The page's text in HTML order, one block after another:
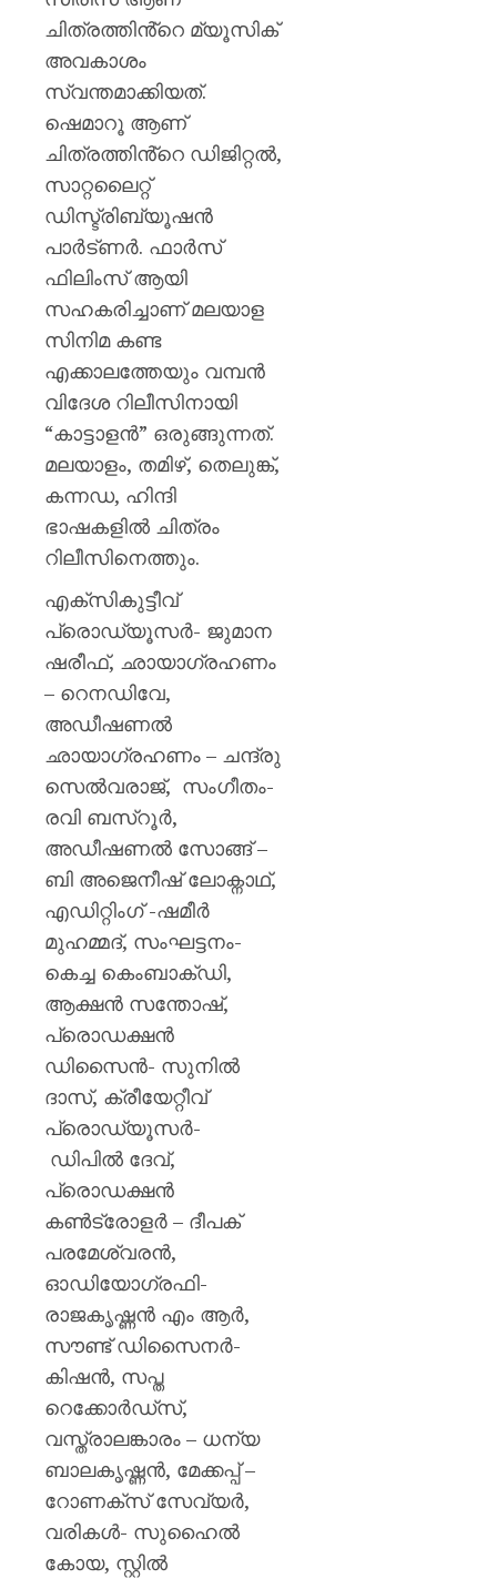
ചിത്രത്തിൻ്റെ മ്യൂസിക്
അവകാശം
സ്വന്തമാക്കിയത്.
ഷെമാറൂ ആണ്
ചിത്രത്തിൻ്റെ ഡിജിറ്റൽ,
സാറ്റലൈറ്റ്
ഡിസ്ട്രിബ്യൂഷൻ
പാർട്ണർ. ഫാർസ്
ഫിലിംസ് ആയി
സഹകരിച്ചാണ് മലയാള
സിനിമ കണ്ട
എക്കാലത്തേയും വമ്പൻ
വിദേശ റിലീസിനായി
“കാട്ടാളൻ” ഒരുങ്ങുന്നത്.
മലയാളം, തമിഴ്, തെലുങ്ക്,
കന്നഡ, ഹിന്ദി
ഭാഷകളിൽ ചിത്രം
റിലീസിനെത്തും.
എക്സികുട്ടീവ്
പ്രൊഡ്യൂസർ- ജുമാന
ഷരീഫ്, ഛായാഗ്രഹണം
– റെനഡിവേ,
അഡീഷണൽ
ഛായാഗ്രഹണം – ചന്ദ്രു
സെൽവരാജ്, സംഗീതം-
രവി ബസ്റൂർ,
അഡീഷണൽ സോങ്ങ് –
ബി അജെനീഷ് ലോക്നാഥ്,
എഡിറ്റിംഗ് -ഷമീർ
മുഹമ്മദ്, സംഘട്ടനം-
കെച്ച കെംബാക്ഡി,
ആക്ഷൻ സന്തോഷ്,
പ്രൊഡക്ഷൻ
ഡിസൈൻ- സുനിൽ
ദാസ്, ക്രീയേറ്റീവ്
പ്രൊഡ്യൂസർ-
ഡിപിൽ ദേവ്,
പ്രൊഡക്ഷൻ
കൺട്രോളർ – ദീപക്
പരമേശ്വരൻ,
ഓഡിയോഗ്രഫി-
രാജകൃഷ്ണൻ എം ആർ,
സൗണ്ട് ഡിസൈനർ-
കിഷൻ, സപ്ത
റെക്കോർഡ്‌സ്,
വസ്ത്രാലങ്കാരം – ധന്യ
ബാലകൃഷ്ണൻ, മേക്കപ്പ് –
റോണക്സ് സേവ്യർ,
വരികൾ- സുഹൈൽ
കോയ, സ്റ്റിൽ